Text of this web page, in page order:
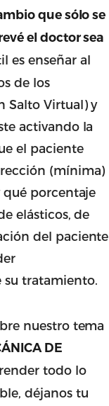
que sólo se
el doctor sea
es enseñar al
de los
Salto Virtual) y
activando la
el paciente
(mínima)
qué porcentaje
elásticos, de
del paciente
su tratamiento.
nuestro tema
DE
todo lo
déjanos tu